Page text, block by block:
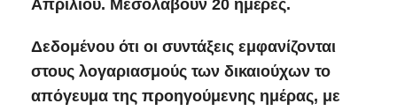
Απριλίου. Μεσολαβούν 20 ημέρες.
Δεδομένου ότι οι συντάξεις εμφανίζονται
στους λογαριασμούς των δικαιούχων το
απόγευμα της προηγούμενης ημέρας, με